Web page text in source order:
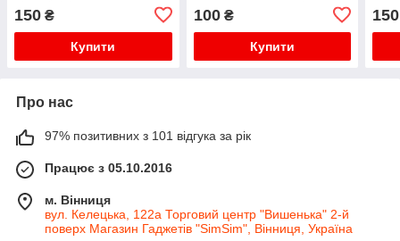
150 ₴
Купити
100₴
Купити
150
Про нас
97% позитивних з 101 відгука за рік
Працює з 05.10.2016
м. Вінниця
вул. Келецька, 122а Торговий центр "Вишенька" 2-й
поверх Магазин Гаджетів "SimSim", Вінниця, Україна